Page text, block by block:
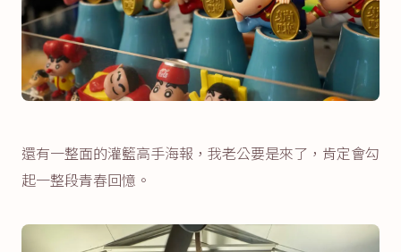
還有一整面的灌籃高手海報，我老公要是來了，肯定會勾
起一整段青春回憶。